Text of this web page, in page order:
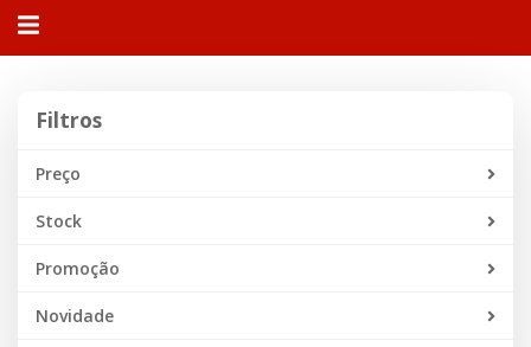
Alternar
Filtros
Preço
Stock
Promoção
Novidade